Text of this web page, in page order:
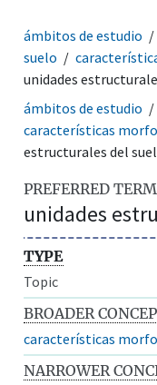
ámbitos de estudio
suelo
unidades
ámbitos de estudio
características
estructurales del
PREFERRED TERM
unidades
TYPE
Topic
BROADER
características
NARROWER